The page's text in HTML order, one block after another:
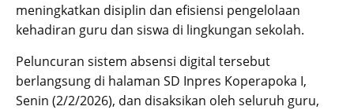
meningkatkan disiplin dan efisiensi pengelolaan
kehadiran guru dan siswa di lingkungan sekolah.
Peluncuran sistem absensi digital tersebut
berlangsung di halaman SD Inpres Koperapoka I,
Senin (2/2/2026), dan disaksikan oleh seluruh guru,